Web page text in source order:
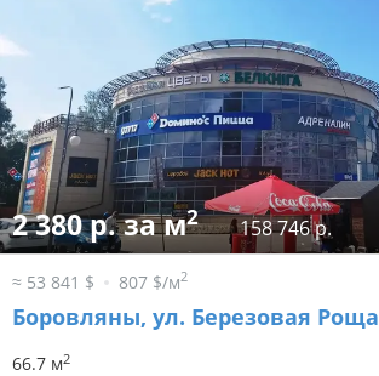
2 380 р. за м2 158 746 р.
≈ 53 841 $ 807 $/м2
Боровляны, ул. Березовая Роща
66.7 м2